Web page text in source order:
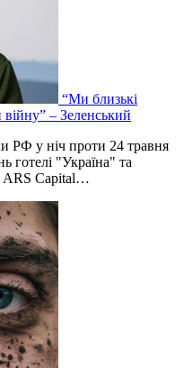
“Ми близькі
– Зеленський
РФ у ніч проти 24 травня
готелі "Україна" та
ARS Capital…